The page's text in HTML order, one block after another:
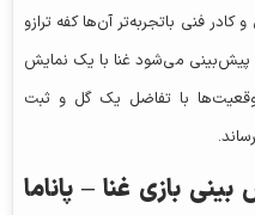
کادر فنی باتجربه‌تر آن‌ها کفه ترازو
پیش‌بینی می‌شود غنا با یک نمایش
با تفاضل یک گل و ثبت
بینی بازیغنا – پاناما